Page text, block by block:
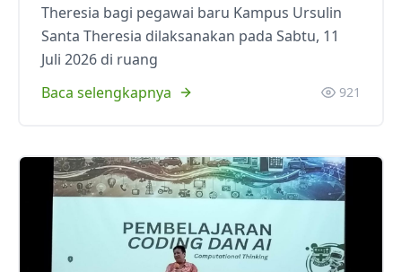
Theresia bagi pegawai baru Kampus Ursulin
Santa Theresia dilaksanakan pada Sabtu, 11
Juli 2026 di ruang
Baca selengkapnya
921